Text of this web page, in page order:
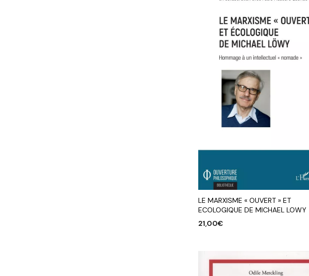
LE MARXISME « OUVERT » ET
ECOLOGIQUE DE MICHAEL LOWY
21,00€